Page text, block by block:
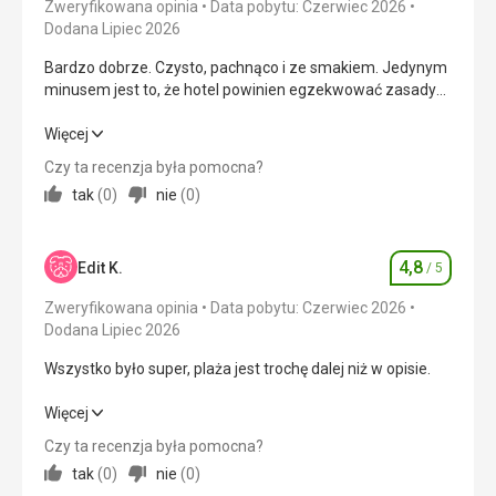
Ta recenzja została automatycznie
przetłumaczona za pomocą Google Translate
Zweryfikowana opinia
Data pobytu: Czerwiec 2026
Dodana Lipiec 2026
Bardzo dobrze. Czysto, pachnąco i ze smakiem. Jedynym
minusem jest to, że hotel powinien egzekwować zasady
zgłosić w recepcji, ponieważ krzyki trwały do ​​14:00.
Bardzo dobrze. Czysto, pachnąco i ze smakiem. Jedynym
dotyczące siedzenia i picia przy basenie. Musieliśmy to
zgłosić w recepcji, ponieważ krzyki trwały do ​​14:00.
Wyżywienie 4,0/ 5
Zakwaterowanie 4,0
Cena
Więcej
Czy ta recenzja była pomocna?
tak(0) nie (0)
Edit K. Ocena
4,8 / 5
Zweryfikowana opinia
Data pobytu: Czerwiec 2026
Dodana Lipiec 2026
Wszystko było super, plaża jest trochę dalej niż w opisie.
Wszystko było super, plaża jest trochę dalej niż w opisie.
Wyżywienie
Więcej
Czy ta recenzja była pomocna?
tak(0) nie (0)